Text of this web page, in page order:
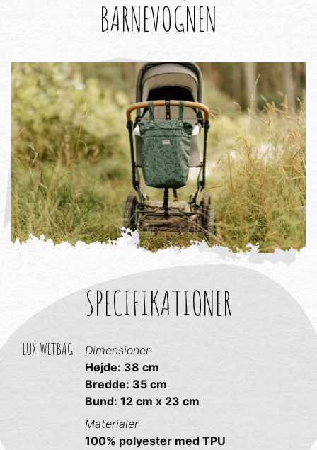
BARNEVOGNEN
SPECIFIKATIONER
LUX WETBAG
Dimensioner
Højde: 38 cm
Bredde: 35 cm
Bund: 12 cm x 23 cm
Materialer
100% polyester med TPU